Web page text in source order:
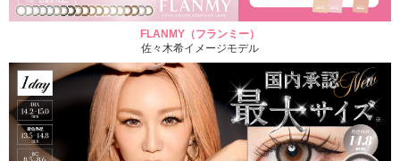
FLANMY（フランミー）
佐々木希イメージモデル